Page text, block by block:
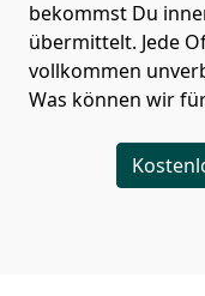
bekommst Du
übermittelt. Jede
vollkommen
Was können wir